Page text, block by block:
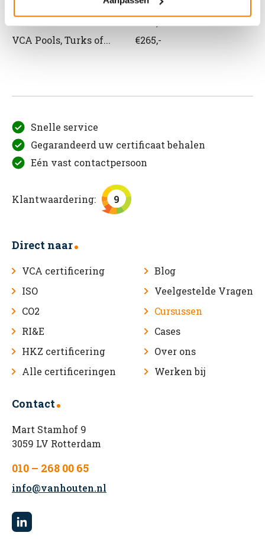
Prijs
VCA Pools, Turks of...
€265,-
Snelle service
Gegarandeerd uw certificaat behalen
Eén vast contactpersoon
Klantwaardering: 9
Direct naar
VCA certificering
ISO
CO2
RI&E
HKZ certificering
Alle certificeringen
Blog
Veelgestelde Vragen
Cursussen
Cases
Over ons
Werken bij
Contact
Mart Stamhof 9
3059 LV Rotterdam
010 – 268 00 65
info@vanhouten.nl